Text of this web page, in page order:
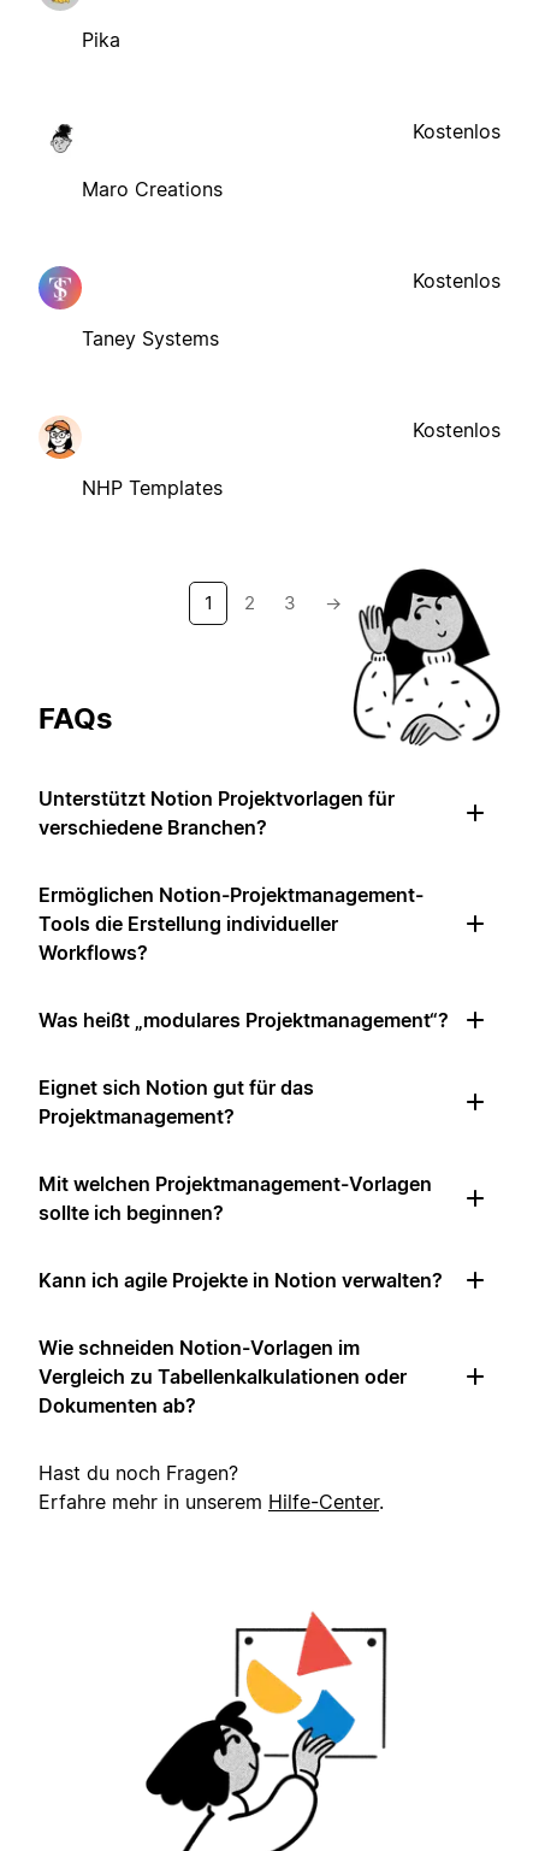
Pika
Maro Creations
Kostenlos
Taney Systems
Kostenlos
NHP Templates
Kostenlos
1 2 3 →
FAQs
Unterstützt Notion Projektvorlagen für
verschiedene Branchen?
Ermöglichen Notion-Projektmanagement-
Tools die Erstellung individueller
Workflows?
Was heißt „modulares Projektmanagement“?
Eignet sich Notion gut für das
Projektmanagement?
Mit welchen Projektmanagement-Vorlagen
sollte ich beginnen?
Kann ich agile Projekte in Notion verwalten?
Wie schneiden Notion-Vorlagen im
Vergleich zu Tabellenkalkulationen oder
Dokumenten ab?
Hast du noch Fragen?
Erfahre mehr in unserem Hilfe-Center.